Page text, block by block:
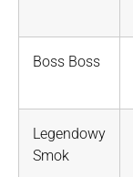
Boss Boss
Legendowy
Smok